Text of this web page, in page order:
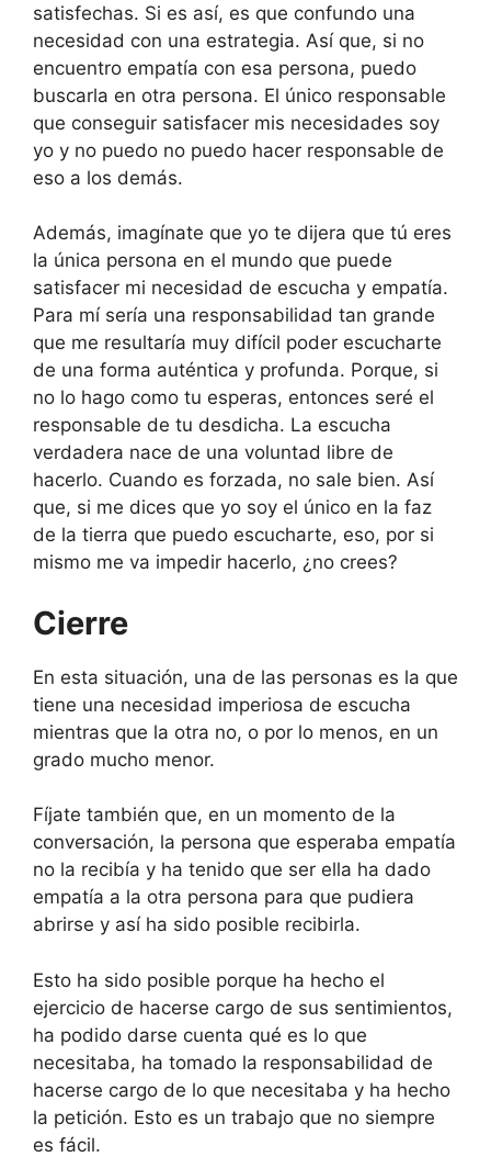
satisfechas. Si es así, es que confundo una
necesidad con una estrategia. Así que, si no
encuentro empatía con esa persona, puedo
buscarla en otra persona. El único responsable
que conseguir satisfacer mis necesidades soy
yo y no puedo no puedo hacer responsable de
eso a los demás.
Además, imagínate que yo te dijera que tú eres
la única persona en el mundo que puede
satisfacer mi necesidad de escucha y empatía.
Para mí sería una responsabilidad tan grande
que me resultaría muy difícil poder escucharte
de una forma auténtica y profunda. Porque, si
no lo hago como tu esperas, entonces seré el
responsable de tu desdicha. La escucha
verdadera nace de una voluntad libre de
hacerlo. Cuando es forzada, no sale bien. Así
que, si me dices que yo soy el único en la faz
de la tierra que puedo escucharte, eso, por si
mismo me va impedir hacerlo, ¿no crees?
Cierre
En esta situación, una de las personas es la que
tiene una necesidad imperiosa de escucha
mientras que la otra no, o por lo menos, en un
grado mucho menor.
Fíjate también que, en un momento de la
conversación, la persona que esperaba empatía
no la recibía y ha tenido que ser ella ha dado
empatía a la otra persona para que pudiera
abrirse y así ha sido posible recibirla.
Esto ha sido posible porque ha hecho el
ejercicio de hacerse cargo de sus sentimientos,
ha podido darse cuenta qué es lo que
necesitaba, ha tomado la responsabilidad de
hacerse cargo de lo que necesitaba y ha hecho
la petición. Esto es un trabajo que no siempre
es fácil.